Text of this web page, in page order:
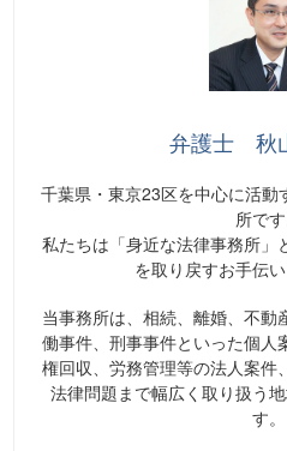
弁護士 秋
千葉県・東京23区を中心に活動
所です
私たちは「身近な法律事務所」
を取り戻すお手伝い
当事務所は、相続、離婚、不
働事件、刑事事件といった個人
権回収、労務管理等の法人案件
法律問題まで幅広く取り扱う
す。